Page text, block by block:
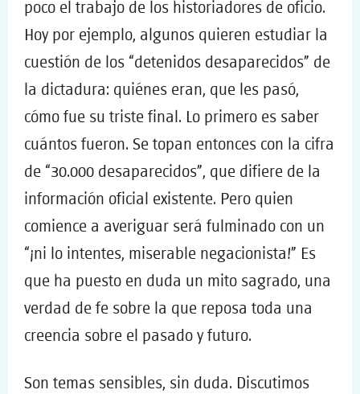
poco el trabajo de los historiadores de oficio.
Hoy por ejemplo, algunos quieren estudiar la
cuestión de los “detenidos desaparecidos” de
la dictadura: quiénes eran, que les pasó,
cómo fue su triste final. Lo primero es saber
cuántos fueron. Se topan entonces con la cifra
de “30.000 desaparecidos”, que difiere de la
información oficial existente. Pero quien
comience a averiguar será fulminado con un
“¡ni lo intentes, miserable negacionista!” Es
que ha puesto en duda un mito sagrado, una
verdad de fe sobre la que reposa toda una
creencia sobre el pasado y futuro.
Son temas sensibles, sin duda. Discutimos